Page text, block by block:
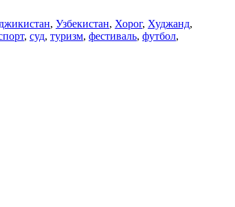
, Узбекистан, Хорог, Худжанд,
, суд, туризм, фестиваль, футбол,